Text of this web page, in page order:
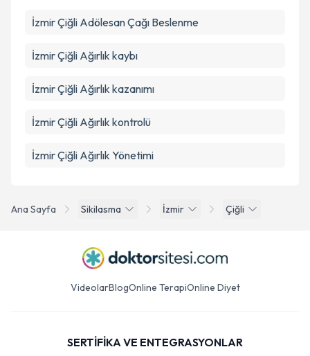
Ana Sayfa Sikilasma İzmir Çiğli
İzmir Çiğli Adölesan Çağı Beslenme
İzmir Çiğli Ağırlık kaybı
İzmir Çiğli Ağırlık kazanımı
İzmir Çiğli Ağırlık kontrolü
İzmir Çiğli Ağırlık Yönetimi
VideolarBlogOnline TerapiOnline Diyet
SERTİFİKA VE ENTEGRASYONLAR